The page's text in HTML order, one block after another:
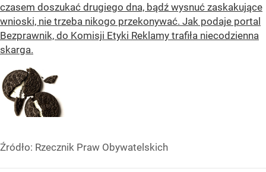
czasem doszukać drugiego dna, bądź wysnuć zaskakujące
wnioski, nie trzeba nikogo przekonywać. Jak podaje portal
Bezprawnik, do Komisji Etyki Reklamy trafiła niecodzienna
skarga.
Źródło: Rzecznik Praw Obywatelskich